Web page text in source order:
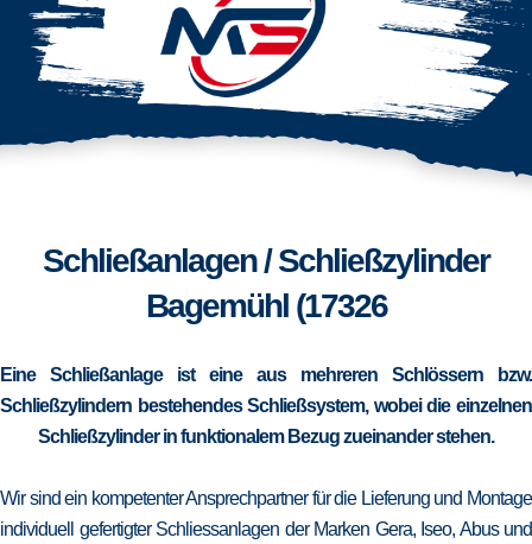
Schließanlagen / Schließzylinder
Bagemühl (17326
Eine Schließanlage ist eine aus mehreren Schlössern bzw.
Schließzylindern bestehendes Schließsystem, wobei die einzelnen
Schließzylinder in funktionalem Bezug zueinander stehen.
Wir sind ein kompetenter Ansprechpartner für die Lieferung und Montage
individuell gefertigter Schliessanlagen der Marken Gera, Iseo, Abus und